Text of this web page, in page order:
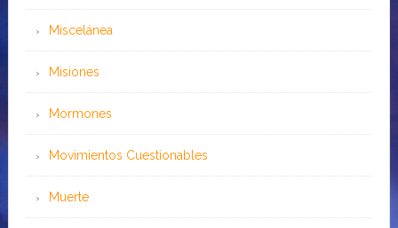
Miscelánea
Misiones
Mormones
Movimientos Cuestionables
Muerte